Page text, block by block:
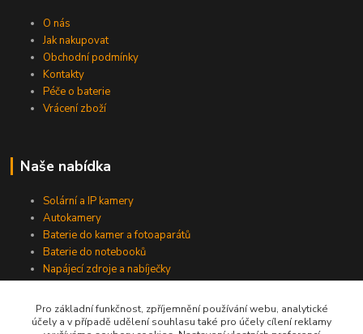
O nás
Jak nakupovat
Obchodní podmínky
Kontakty
Péče o baterie
Vrácení zboží
Naše nabídka
Solární a IP kamery
Autokamery
Baterie do kamer a fotoaparátů
Baterie do notebooků
Napájecí zdroje a nabíječky
Jsme na Facebooku
Pro základní funkčnost, zpříjemnění používání webu, analytické
účely a v případě udělení souhlasu také pro účely cílení reklamy